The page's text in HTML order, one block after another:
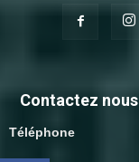
Contactez nous
Téléphone